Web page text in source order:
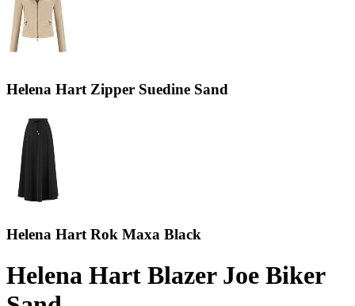
Helena Hart Zipper Suedine Sand
Helena Hart Rok Maxa Black
Helena Hart Blazer Joe Biker